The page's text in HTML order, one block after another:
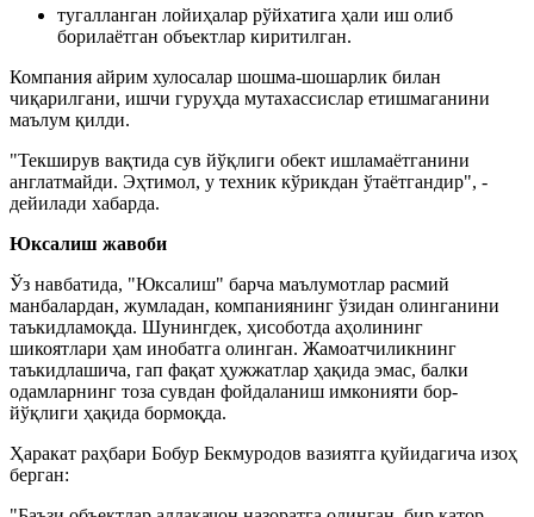
тугалланган лойиҳалар рўйхатига ҳали иш олиб
борилаётган объектлар киритилган.
Компания айрим хулосалар шошма-шошарлик билан
чиқарилгани, ишчи гуруҳда мутахассислар етишмаганини
маълум қилди.
"Текширув вақтида сув йўқлиги обект ишламаётганини
англатмайди. Эҳтимол, у техник кўрикдан ўтаётгандир", -
дейилади хабарда.
Юксалиш жавоби
Ўз навбатида, "Юксалиш" барча маълумотлар расмий
манбалардан, жумладан, компаниянинг ўзидан олинганини
таъкидламоқда. Шунингдек, ҳисоботда аҳолининг
шикоятлари ҳам инобатга олинган. Жамоатчиликнинг
таъкидлашича, гап фақат ҳужжатлар ҳақида эмас, балки
одамларнинг тоза сувдан фойдаланиш имконияти бор-
йўқлиги ҳақида бормоқда.
Ҳаракат раҳбари Бобур Бекмуродов вазиятга қуйидагича изоҳ
берган: